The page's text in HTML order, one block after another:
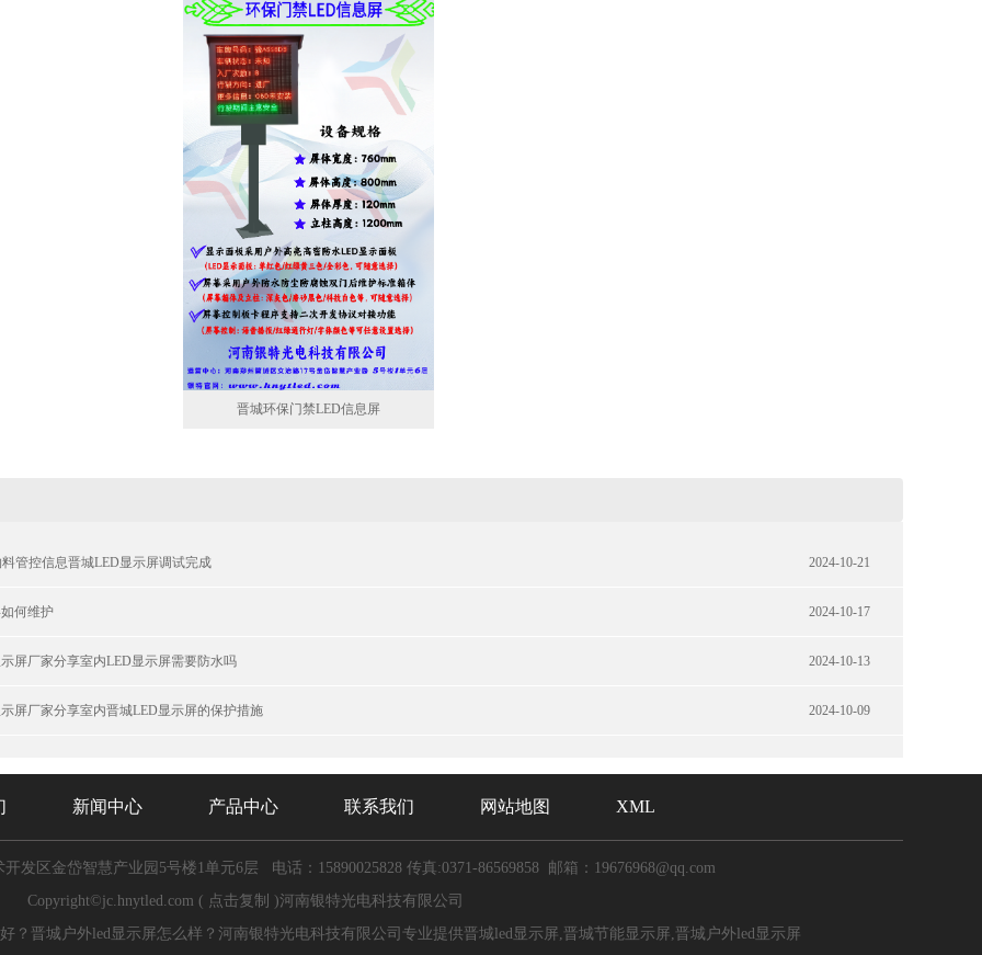
晋城环保门禁LED信息屏
管控信息晋城LED显示屏调试完成 2024-10-21
何维护 2024-10-17
屏厂家分享室内LED显示屏需要防水吗 2024-10-13
屏厂家分享室内晋城LED显示屏的保护措施 2024-10-09
新闻中心 产品中心 联系我们 网站地图 XML
发区金岱智慧产业园5号楼1单元6层 电话：15890025828 传真:0371-86569858 邮箱：19676968@qq.com
Copyright©jc.hnytled.com ( 点击复制 )河南银特光电科技有限公司
？晋城户外led显示屏怎么样？河南银特光电科技有限公司专业提供晋城led显示屏,晋城节能显示屏,晋城户外led显示屏